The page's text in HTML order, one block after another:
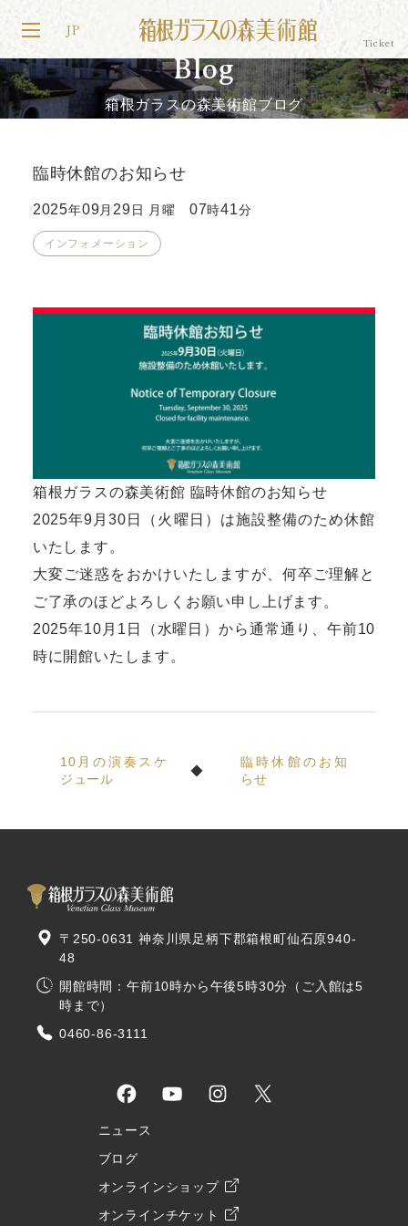
JP
Blog
箱根ガラスの森美術館ブログ
臨時休館のお知らせ
2025年09 月 29 日 月曜 07時41分
インフォメーション
箱根ガラスの森美術館 臨時休館のお知らせ
2025年9月30日（火曜日）は施設整備のため休館
いたします。
大変ご迷惑をおかけいたしますが、何卒ご理解と
ご了承のほどよろしくお願い申し上げます。
2025年10月1日（水曜日）から通常通り、午前10
時に開館いたします。
10月の演奏スケ
ジュール
臨時休館のお知
らせ
ニュース
ブログ
オンラインショップ
オンラインチケット
〒250-0631 神奈川県足柄下郡箱根町仙石原940-
48
開館時間：午前10時から午後5時30分（ご入館は5
時まで）
0460-86-3111